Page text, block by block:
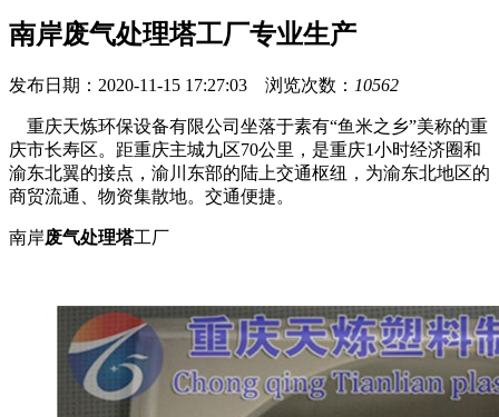
南岸废气处理塔工厂专业生产
发布日期：2020-11-15 17:27:03 浏览次数： 10562
重庆天炼环保设备有限公司坐落于素有“鱼米之乡”美称的重
庆市长寿区。距重庆主城九区70公里，是重庆1小时经济圈和
渝东北翼的接点，渝川东部的陆上交通枢纽，为渝东北地区的
商贸流通、物资集散地。交通便捷。
南岸废气处理塔工厂